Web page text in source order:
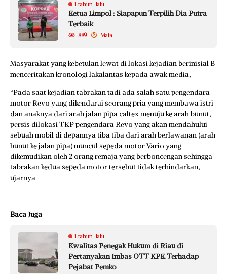
1 tahun lalu
Ketua Limpol : Siapapun Terpilih Dia Putra
Terbaik
889 Mata
Masyarakat yang kebetulan lewat di lokasi kejadian berinisial B
menceritakan kronologi lakalantas kepada awak media,
“Pada saat kejadian tabrakan tadi ada salah satu pengendara
motor Revo yang dikendarai seorang pria yang membawa istri
dan anaknya dari arah jalan pipa caltex menuju ke arah bunut,
persis dilokasi TKP pengendara Revo yang akan mendahului
sebuah mobil di depannya tiba tiba dari arah berlawanan (arah
bunut ke jalan pipa) muncul sepeda motor Vario yang
dikemudikan oleh 2 orang remaja yang berboncengan sehingga
tabrakan kedua sepeda motor tersebut tidak terhindarkan,
ujarnya
Baca Juga
1 tahun lalu
Kwalitas Penegak Hukum di Riau di
Pertanyakan Imbas OTT KPK Terhadap
Pejabat Pemko